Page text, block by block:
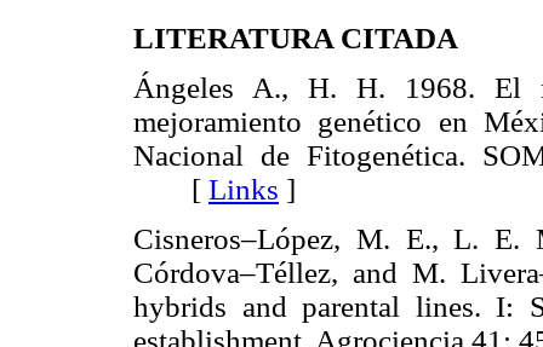
LITERATURA CITADA
Ángeles A., H. H. 1968. El
mejoramiento genético en
Nacional de Fitogenética.
[ Links ]
Cisneros–López, M. E., L. E.
Córdova–Téllez, and M.
hybrids and parental lines. I: